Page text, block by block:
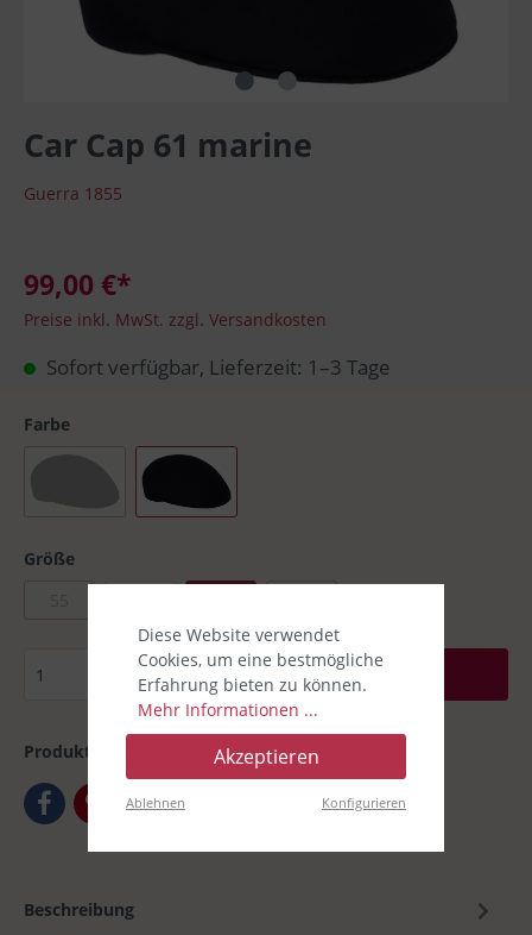
Car Cap 61 marine
Guerra 1855
99,00 €*
Preise inkl. MwSt. zzgl. Versandkosten
Sofort verfügbar, Lieferzeit: 1–3 Tage
Farbe
Größe
In den Warenkorb
Produktnummer: 00030643-18
Beschreibung
Diese Website verwendet
Cookies, um eine bestmögliche
Erfahrung bieten zu können.
Mehr Informationen ...
Akzeptieren
Ablehnen Konfigurieren